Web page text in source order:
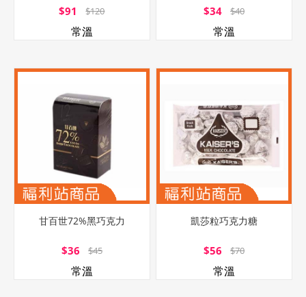
$91 $120
常溫
$34 $40
常溫
甘百世72%黑巧克力
$36 $45
常溫
凱莎粒巧克力糖
$56 $70
常溫